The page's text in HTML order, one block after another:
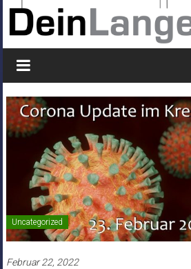
Uncategorized
Februar 22, 2022